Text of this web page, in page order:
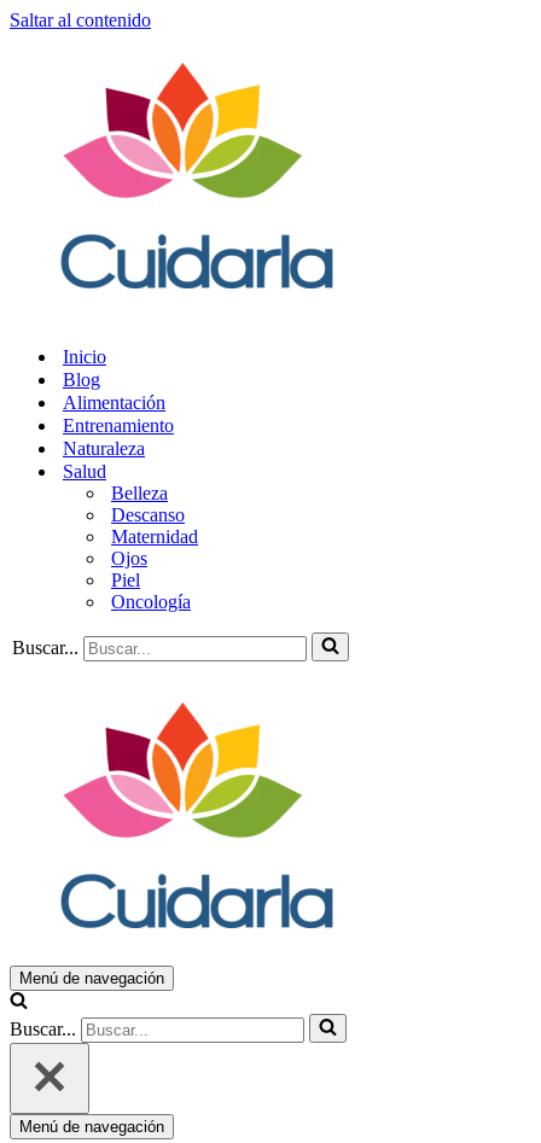
Saltar al contenido
Inicio
Blog
Alimentación
Entrenamiento
Naturaleza
Salud
Belleza
Descanso
Maternidad
Ojos
Piel
Oncología
Buscar...
Menú de navegación
Buscar...
Menú de navegación